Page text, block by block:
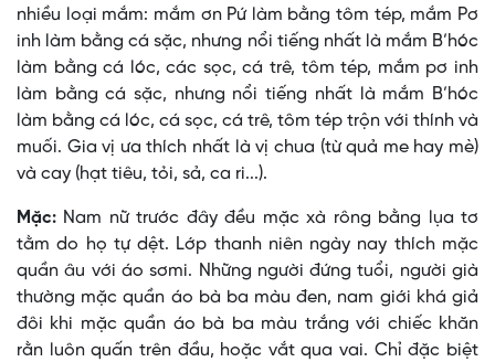
nhiều loại mắm: mắm ơn Pứ làm bằng tôm tép, mắm Pơ
inh làm bằng cá sặc, nhưng nổi tiếng nhất là mắm B’hóc
làm bằng cá lóc, các sọc, cá trê, tôm tép, mắm pơ inh
làm bằng cá sặc, nhưng nổi tiếng nhất là mắm B’hóc
làm bằng cá lóc, cá sọc, cá trê, tôm tép trộn với thính và
muối. Gia vị ưa thích nhất là vị chua (từ quả me hay mè)
và cay (hạt tiêu, tỏi, sả, ca ri...).
Mặc: Nam nữ trước đây đều mặc xà rông bằng lụa tơ
tằm do họ tự dệt. Lớp thanh niên ngày nay thích mặc
quần âu với áo sơmi. Những người đứng tuổi, người già
thường mặc quần áo bà ba màu đen, nam giới khá giả
đôi khi mặc quần áo bà ba màu trắng với chiếc khăn
rằn luôn quấn trên đầu, hoặc vắt qua vai. Chỉ đặc biệt